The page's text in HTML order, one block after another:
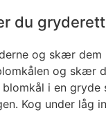
du
og skær dem
og skær
i en gryde
Kog under låg